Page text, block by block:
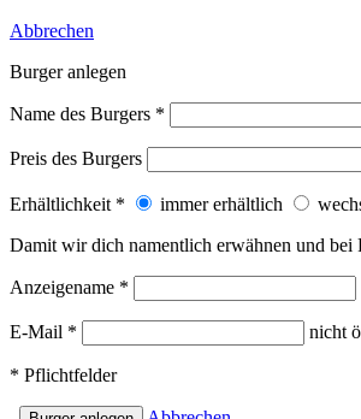
Abbrechen
Burger anlegen
Name des Burgers *
Preis des Burgers
Erhältlichkeit * immer erhältlich
Damit wir dich namentlich erwähnen und bei
Anzeigename *
E-Mail * nicht
* Pflichtfelder